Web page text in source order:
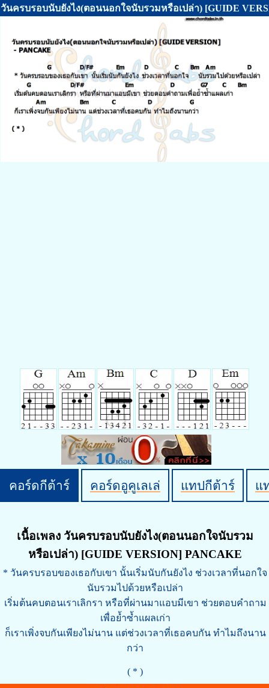
วันครบรอบนับยังไง(ตอนนอกใจนับรวมหรือเปล่า) [GUIDE
คอร์ดกีต้าร์ คอร์ดอูคูเลเล่ แทปกีต้าร์ แ
เนื้อเพลง วันครบรอบนับยังไง(ตอนนอกใจนับรวม
หรือเปล่า) [GUIDE VERSION] PANCAKE
* วันครบรอบของเธอกับเขา นั้นเริ่มนับกันยังไง ช่วงเวลาที่นอกใจ
นับรวมไปด้วยหรือเปล่า
เริ่มต้นคบตอนเราเลิกรา หรือที่ผ่านมาแอบมีเขา ช่วยตอบคำถาม
เพื่อย้ำซ้ำแผลเก่า
ก็เราเพิ่งจบกันเพียงไม่นาน แต่ช่วงเวลาที่เธอคบกัน ทำไมถึงนาน
กว่า
( * )